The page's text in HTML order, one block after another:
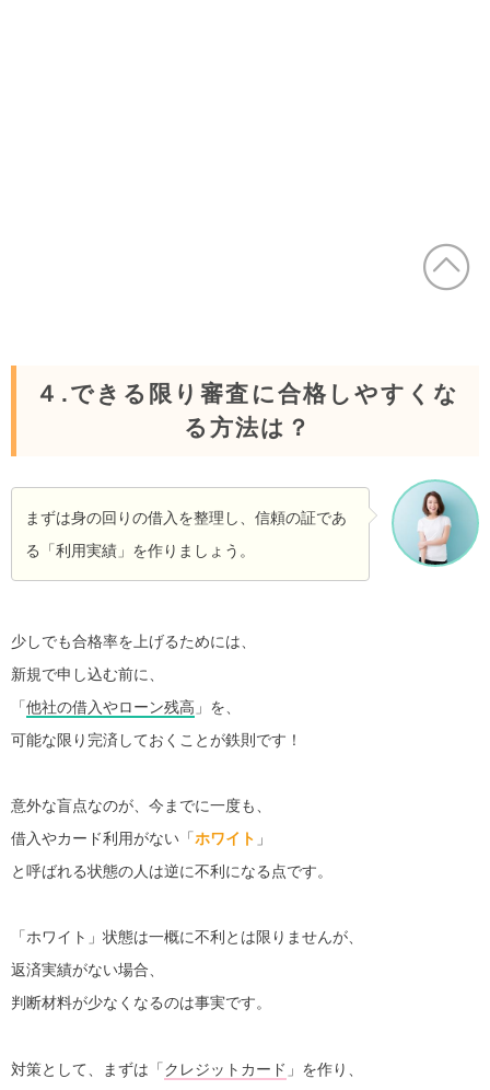
４.できる限り審査に合格しやすくな
る方法は？
まずは身の回りの借入を整理し、信頼の証であ
る「利用実績」を作りましょう。
少しでも合格率を上げるためには、
新規で申し込む前に、
「他社の借入やローン残高 」を、
可能な限り完済しておくことが鉄則です！
意外な盲点なのが、今までに一度も、
借入やカード利用がない「ホワイト 」
と呼ばれる状態の人は逆に不利になる点です。
「ホワイト」状態は一概に不利とは限りませんが、
返済実績がない場合、
判断材料が少なくなるのは事実です。
対策として、まずは「クレジットカード 」を作り、